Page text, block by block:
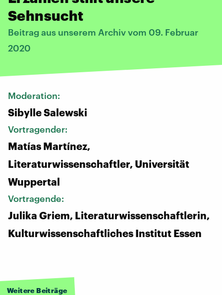
Sehnsucht
Beitrag aus unserem Archiv vom 09. Februar
2020
Moderation:
Sibylle Salewski
Vortragender:
Matías Martínez,
Literaturwissenschaftler, Universität
Wuppertal
Vortragende:
Julika Griem, Literaturwissenschaftlerin,
Kulturwissenschaftliches Institut Essen
Weitere Beiträge